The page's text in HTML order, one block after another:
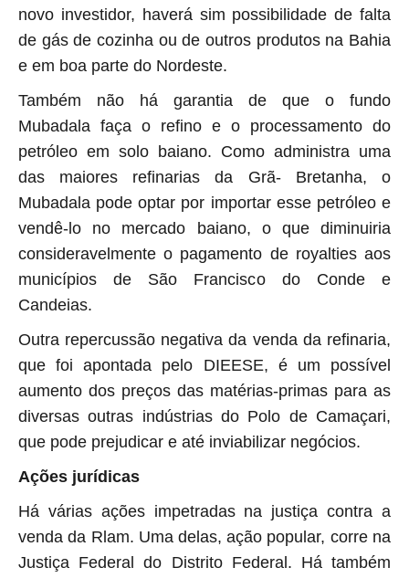
novo investidor, haverá sim possibilidade de falta
de gás de cozinha ou de outros produtos na Bahia
e em boa parte do Nordeste.
Também não há garantia de que o fundo
Mubadala faça o refino e o processamento do
petróleo em solo baiano. Como administra uma
das maiores refinarias da Grã- Bretanha, o
Mubadala pode optar por importar esse petróleo e
vendê-lo no mercado baiano, o que diminuiria
consideravelmente o pagamento de royalties aos
municípios de São Francisco do Conde e
Candeias.
Outra repercussão negativa da venda da refinaria,
que foi apontada pelo DIEESE, é um possível
aumento dos preços das matérias-primas para as
diversas outras indústrias do Polo de Camaçari,
que pode prejudicar e até inviabilizar negócios.
Ações jurídicas
Há várias ações impetradas na justiça contra a
venda da Rlam. Uma delas, ação popular, corre na
Justiça Federal do Distrito Federal. Há também